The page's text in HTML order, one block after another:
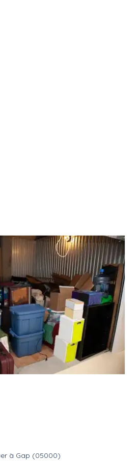
Garde meubles
espace de
à Gap (05000)